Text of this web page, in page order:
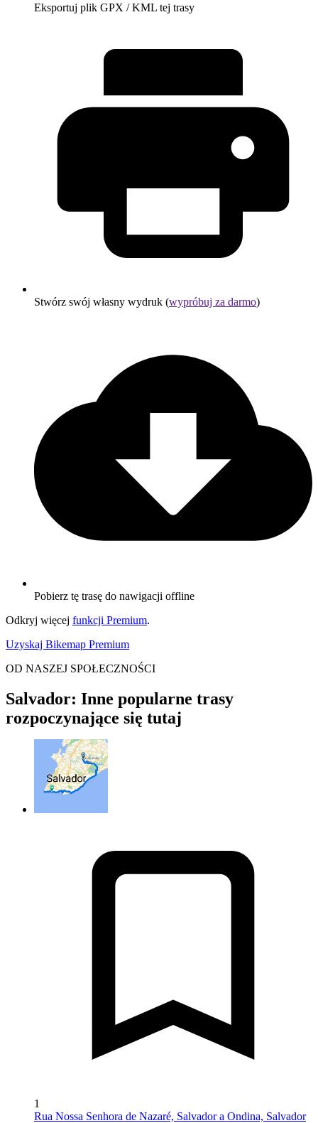
Eksportuj plik GPX / KML tej trasy
Stwórz swój własny wydruk (wypróbuj za darmo)
Pobierz tę trasę do nawigacji offline
Odkryj więcej funkcji Premium.
Uzyskaj Bikemap Premium
OD NASZEJ SPOŁECZNOŚCI
Salvador: Inne popularne trasy
rozpoczynające się tutaj
1
Rua Nossa Senhora de Nazaré, Salvador a Ondina, Salvador